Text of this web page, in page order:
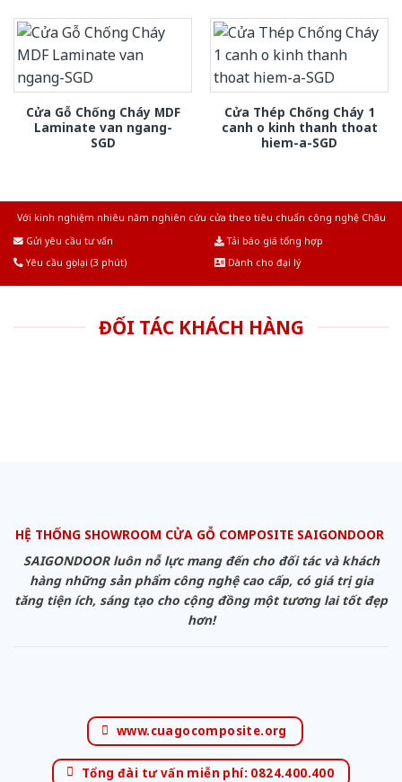
Cửa Gỗ Chống Cháy MDF
Laminate van ngang-
SGD
Cửa Thép Chống Cháy 1
canh o kinh thanh thoat
hiem-a-SGD
Với kinh nghiệm nhiêu năm nghiên cứu cửa theo tiêu chuẩn công nghệ Châu
Gửi yêu cầu tư vấn
Tải báo giá tổng hợp
Yêu cầu gọi lại (3 phút)
Dành cho đại lý
ĐỐI TÁC KHÁCH HÀNG
HỆ THỐNG SHOWROOM CỬA GỖ COMPOSITE SAIGONDOOR
SAIGONDOOR luôn nỗ lực mang đến cho đối tác và khách
hàng những sản phẩm công nghệ cao cấp, có giá trị gia
tăng tiện ích, sáng tạo cho cộng đồng một tương lai tốt đẹp
hơn!
www.cuagocomposite.org
Tổng đài tư vấn miễn phí: 0824.400.400